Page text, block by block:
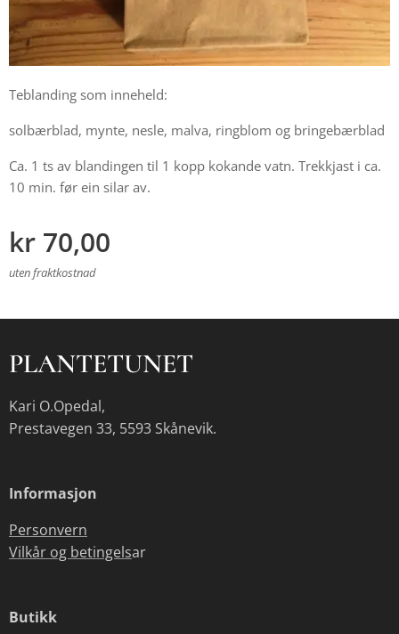
Teblanding som inneheld:
solbærblad, mynte, nesle, malva, ringblom og bringebærblad
Ca. 1 ts av blandingen til 1 kopp kokande vatn. Trekkjast i ca.
10 min. før ein silar av.
kr 70,00
uten fraktkostnad
PLANTETUNET
Kari O.Opedal,
Prestavegen 33, 5593 Skånevik.
Informasjon
Personvern
Vilkår og betingelsar
Butikk